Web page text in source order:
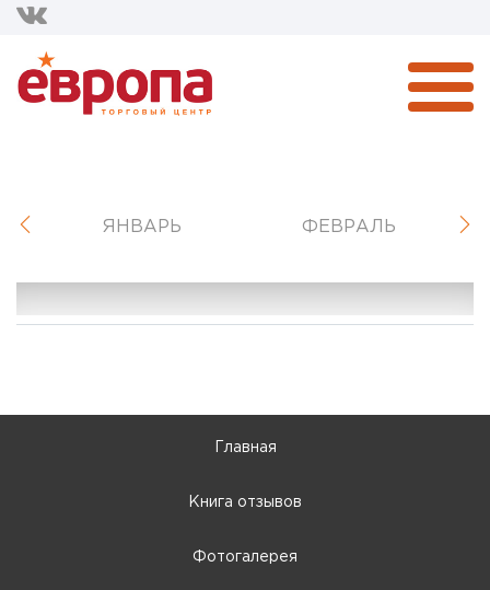
ЯНВАРЬ ФЕВРАЛЬ
Главная
Книга отзывов
Фотогалерея